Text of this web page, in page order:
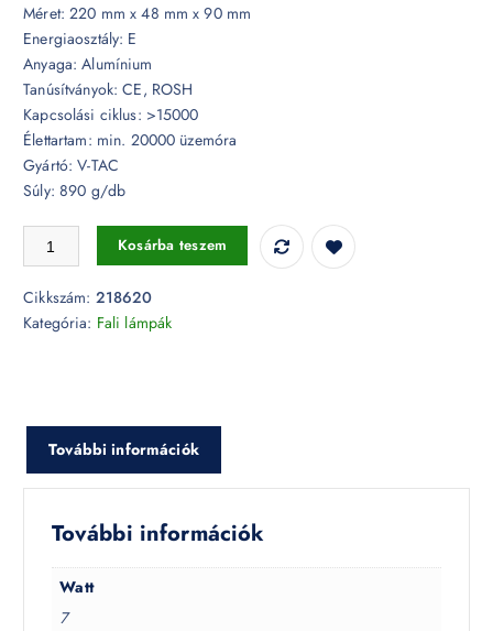
Méret: 220 mm x 48 mm x 90 mm
Energiaosztály: E
Anyaga: Alumínium
Tanúsítványok: CE, ROSH
Kapcsolási ciklus: >15000
Élettartam: min. 20000 üzemóra
Gyártó: V-TAC
Súly: 890 g/db
7W LED fekete fali design lámpa 4000K IP54 - 218620 mennyiség
Kosárba teszem
Cikkszám: 218620
Kategória: Fali lámpák
További információk
További információk
Watt
7